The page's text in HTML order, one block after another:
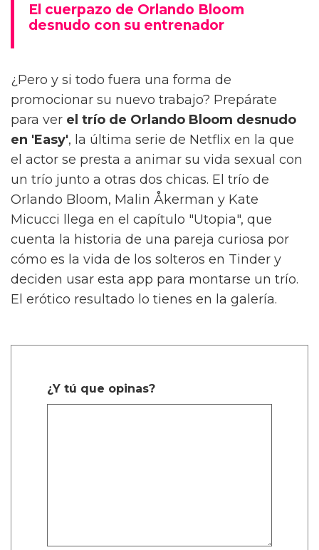
El cuerpazo de Orlando Bloom
desnudo con su entrenador
¿Pero y si todo fuera una forma de
promocionar su nuevo trabajo? Prepárate
para ver el trío de Orlando Bloom desnudo
en 'Easy', la última serie de Netflix en la que
el actor se presta a animar su vida sexual con
un trío junto a otras dos chicas. El trío de
Orlando Bloom, Malin Åkerman y Kate
Micucci llega en el capítulo "Utopia", que
cuenta la historia de una pareja curiosa por
cómo es la vida de los solteros en Tinder y
deciden usar esta app para montarse un trío.
El erótico resultado lo tienes en la galería.
¿Y tú que opinas?